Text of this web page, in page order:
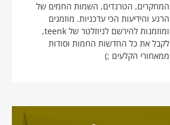
המחקרים, הטרנדים, השמות החמים של
הרגע והידיעות הכי עדכניות. מוזמנים
ומוזמנות להירשם לניוזלטר של teenk,
לקבל את כל החדשות החמות וסודות
ממאחורי הקלעים ;)